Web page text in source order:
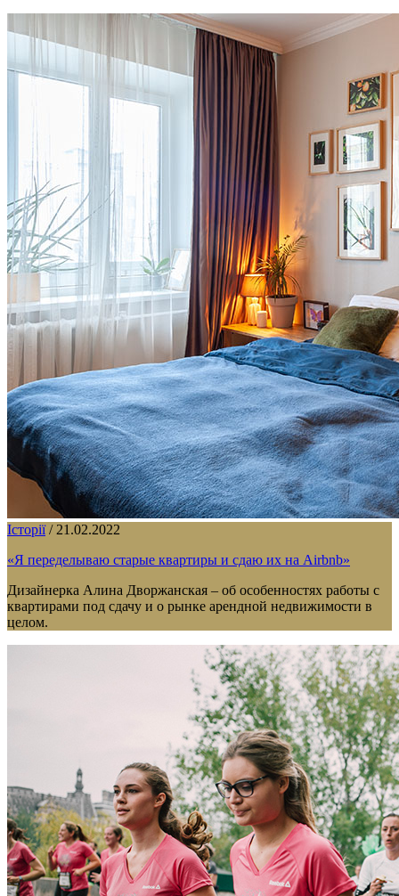
Історії / 21.02.2022
«Я переделываю старые квартиры и сдаю их на Airbnb»
Дизайнерка Алина Дворжанская – об особенностях работы с
квартирами под сдачу и о рынке арендной недвижимости в
целом.